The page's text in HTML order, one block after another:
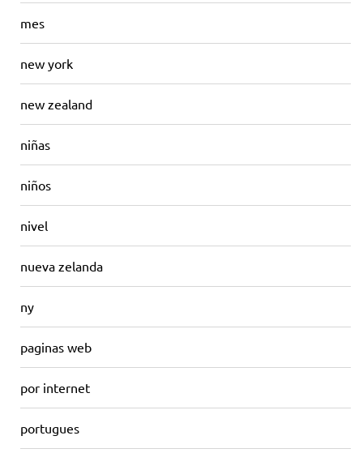
mes
new york
new zealand
niñas
niños
nivel
nueva zelanda
ny
paginas web
por internet
portugues